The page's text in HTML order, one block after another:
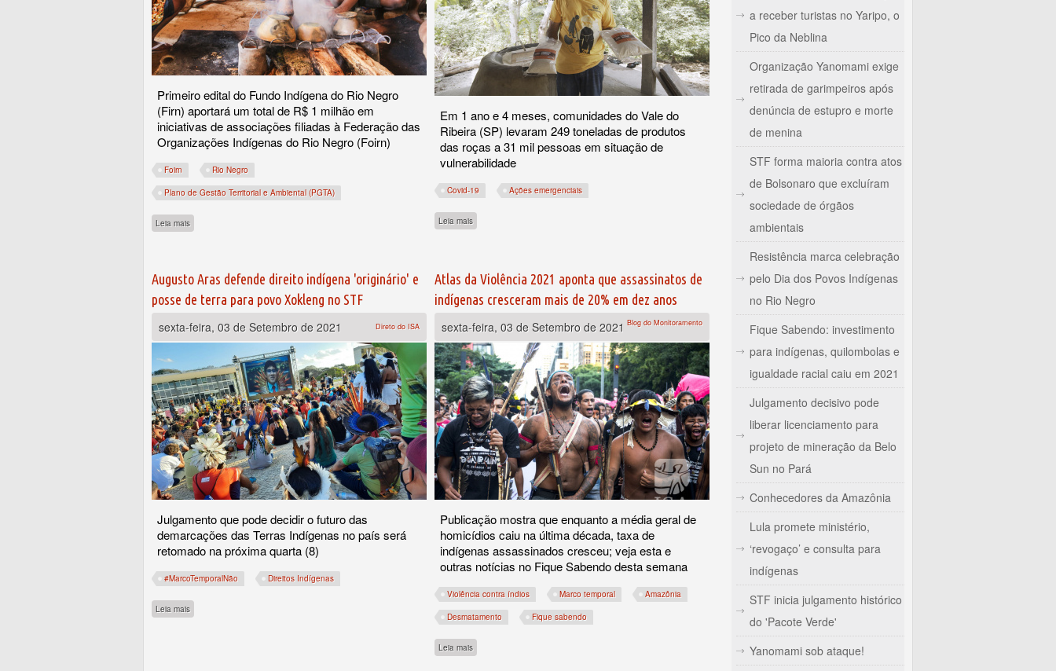
Primeiro edital do Fundo Indígena do Rio Negro
(Firn) aportará um total de R$ 1 milhão em
iniciativas de associações filiadas à Federação das
Organizações Indígenas do Rio Negro (Foirn)
Foirn Rio Negro
Plano de Gestão Territorial e Ambiental (PGTA)
Leia mais sobre Fundo indígena estimula economia local dos 23 povos do Rio Negro
Em 1 ano e 4 meses, comunidades do Vale do
Ribeira (SP) levaram 249 toneladas de produtos
das roças a 31 mil pessoas em situação de
vulnerabilidade
Covid-19 Ações emergenciais
Leia mais
Augusto Aras defende direito indígena 'originário' e
posse de terra para povo Xokleng no STF
sexta-feira, 03 de Setembro de 2021
Direto do ISA
Julgamento que pode decidir o futuro das
demarcações das Terras Indígenas no país será
retomado na próxima quarta (8)
#MarcoTemporalNão Direitos Indígenas
Leia mais
Atlas da Violência 2021 aponta que assassinatos de
indígenas cresceram mais de 20% em dez anos
sexta-feira, 03 de Setembro de 2021 Blog do Monitoramento
Publicação mostra que enquanto a média geral de
homicídios caiu na última década, taxa de
indígenas assassinados cresceu; veja esta e
outras notícias no Fique Sabendo desta semana
Violência contra índios Marco temporal Amazônia
Desmatamento Fique sabendo
Leia mais sobre Atlas da Violência 2021 aponta que assassinatos de indígenas cresceram mais de 20% em dez anos
a receber turistas no Yaripo, o
Pico da Neblina
Organização Yanomami exige
retirada de garimpeiros após
denúncia de estupro e morte
de menina
STF forma maioria contra atos
de Bolsonaro que excluíram
sociedade de órgãos
ambientais
Resistência marca celebração
pelo Dia dos Povos Indígenas
no Rio Negro
Fique Sabendo: investimento
para indígenas, quilombolas e
igualdade racial caiu em 2021
Julgamento decisivo pode
liberar licenciamento para
projeto de mineração da Belo
Sun no Pará
Conhecedores da Amazônia
Lula promete ministério,
‘revogaço’ e consulta para
indígenas
STF inicia julgamento histórico
do 'Pacote Verde'
Yanomami sob ataque!